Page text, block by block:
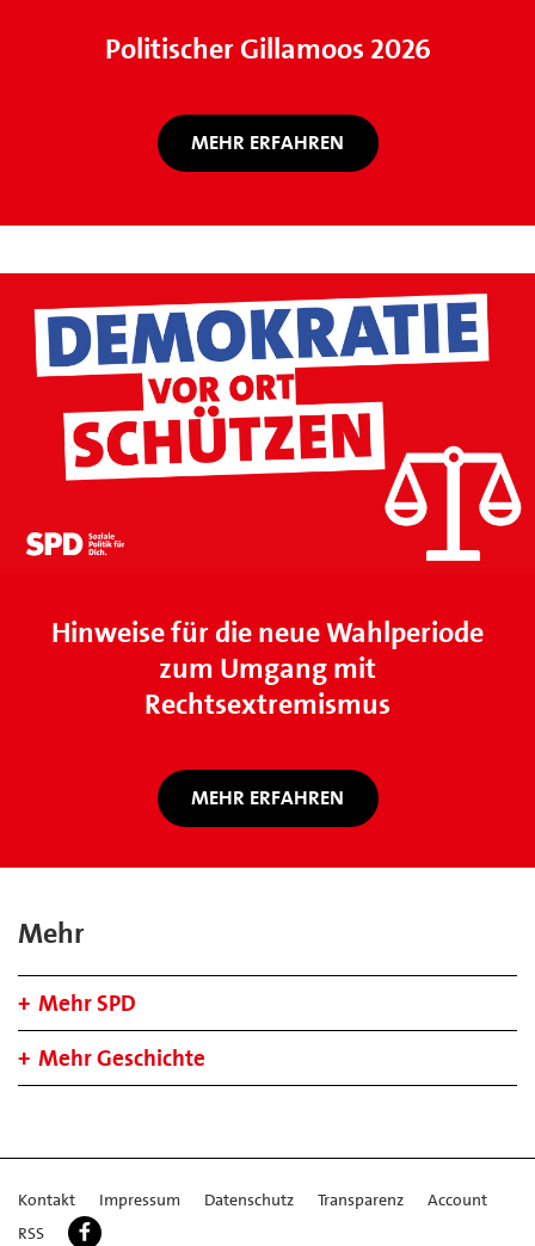
Politischer Gillamoos 2026
MEHR ERFAHREN
Hinweise für die neue Wahlperiode
zum Umgang mit
Rechtsextremismus
MEHR ERFAHREN
Mehr
Mehr SPD
Mehr Geschichte
Kontakt Impressum Datenschutz Transparenz
Account
RSS